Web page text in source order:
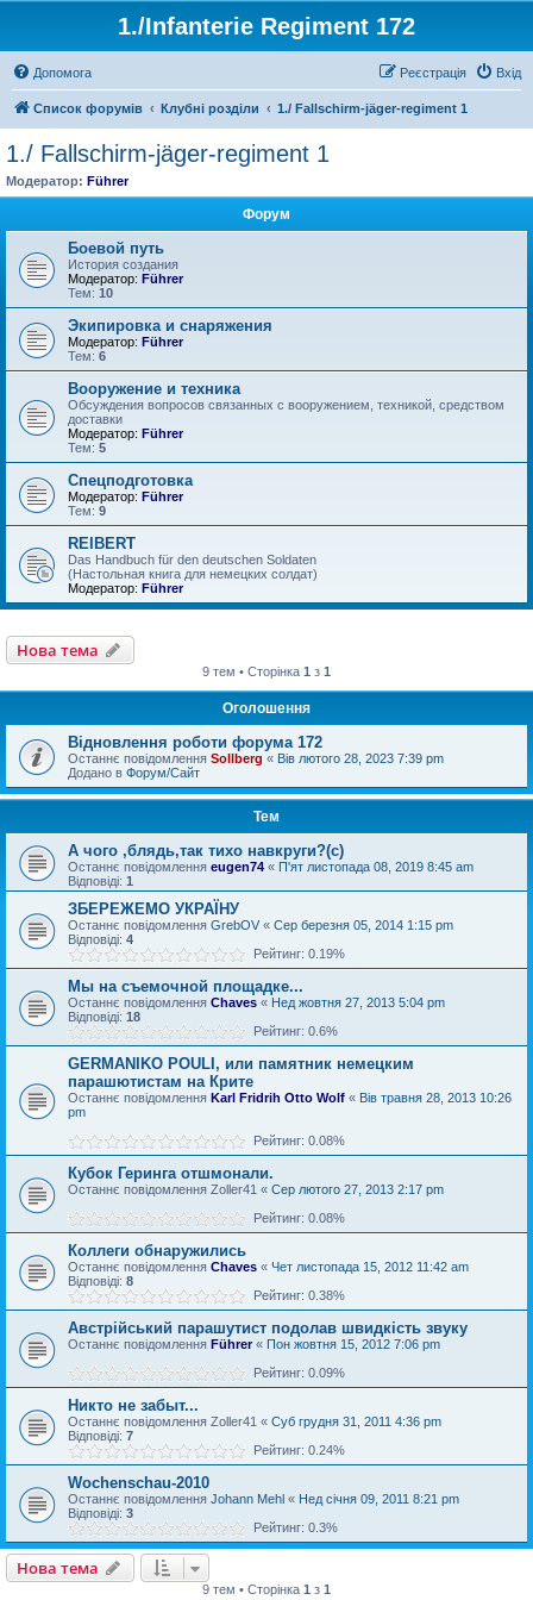
1./Infanterie Regiment 172
Допомога Вхід
Реєстрація
Список форумів Клубні розділи 1./ Fallschirm-jäger-regiment 1
1./ Fallschirm-jäger-regiment 1
Модератор: Führer
Форум
Боевой путь
История создания
Модератор: Führer
Тем: 10
Экипировка и снаряжения
Модератор: Führer
Тем: 6
Вооружение и техника
Обсуждения вопросов связанных с вооружением, техникой, средством
доставки
Модератор: Führer
Тем: 5
Спецподготовка
Модератор: Führer
Тем: 9
REIBERT
Das Handbuch für den deutschen Soldaten
(Настольная книга для немецких солдат)
Модератор: Führer
Нова тема
9 тем • Сторінка 1 з 1
Оголошення
Відновлення роботи форума 172
Останнє повідомлення Sollberg « Вів лютого 28, 2023 7:39 pm
Додано в Форум/Сайт
Тем
А чого ,блядь,так тихо навкруги?(с)
Останнє повідомлення eugen74 « П'ят листопада 08, 2019 8:45 am
Відповіді: 1
ЗБЕРЕЖЕМО УКРАЇНУ
Останнє повідомлення GrebOV « Сер березня 05, 2014 1:15 pm
Відповіді: 4
Рейтинг: 0.19%
Мы на съемочной площадке...
Останнє повідомлення Chaves « Нед жовтня 27, 2013 5:04 pm
Відповіді: 18
Рейтинг: 0.6%
GERMANIKO POULI, или памятник немецким
парашютистам на Крите
Останнє повідомлення Karl Fridrih Otto Wolf « Вів травня 28, 2013 10:26
pm
Рейтинг: 0.08%
Кубок Геринга отшмонали.
Останнє повідомлення Zoller41 « Сер лютого 27, 2013 2:17 pm
Рейтинг: 0.08%
Коллеги обнаружились
Останнє повідомлення Chaves « Чет листопада 15, 2012 11:42 am
Відповіді: 8
Рейтинг: 0.38%
Австрійський парашутист подолав швидкість звуку
Останнє повідомлення Führer« Пон жовтня 15, 2012 7:06 pm
Рейтинг: 0.09%
Никто не забыт...
Останнє повідомлення Zoller41 « Суб грудня 31, 2011 4:36 pm
Відповіді: 7
Рейтинг: 0.24%
Wochenschau-2010
Останнє повідомлення Johann Mehl « Нед січня 09, 2011 8:21 pm
Відповіді: 3
Рейтинг: 0.3%
Нова тема
9 тем • Сторінка 1 з 1